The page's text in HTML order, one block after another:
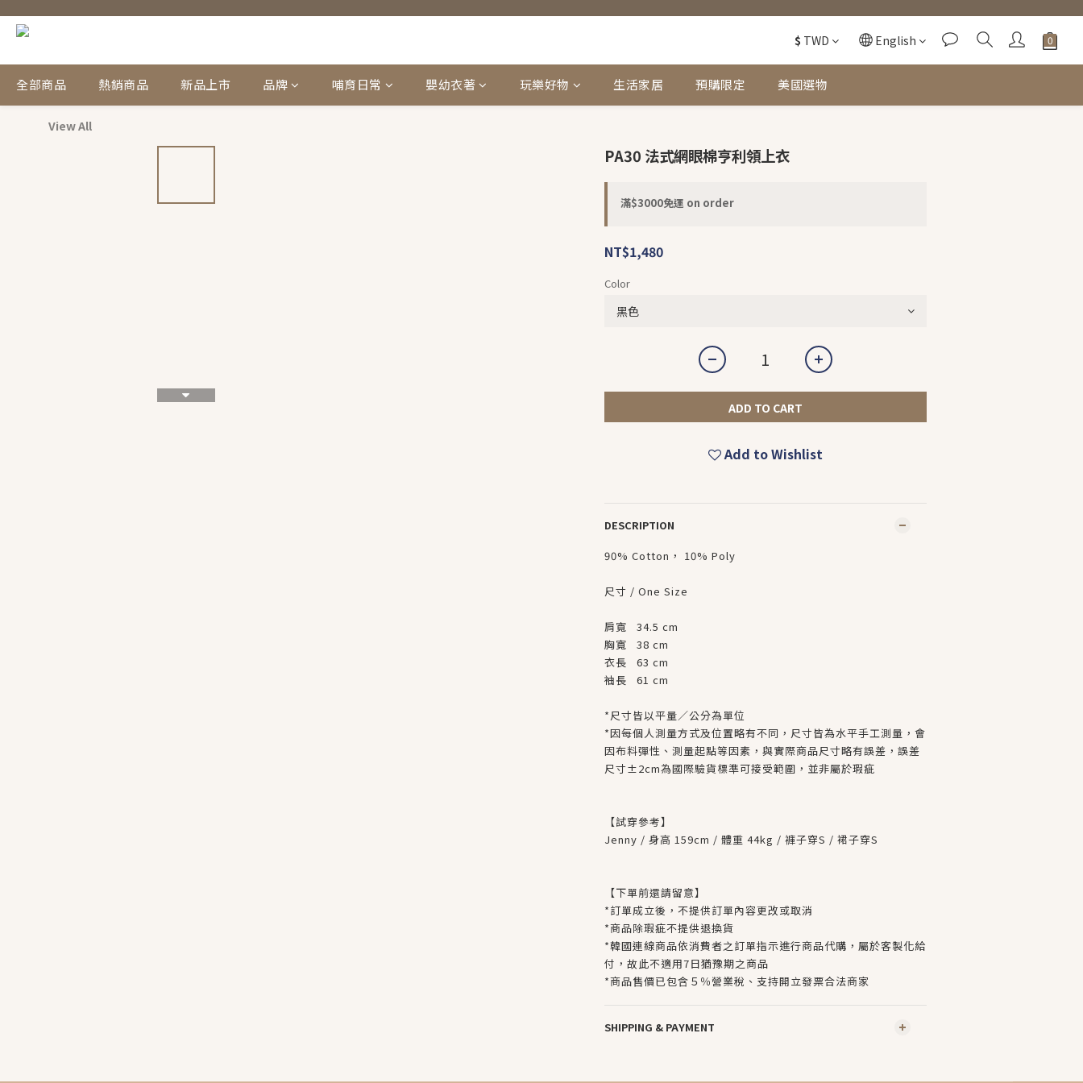
$ TWD English
全部商品 熱銷商品 新品上市 品牌 哺育日常 嬰幼衣著 玩樂好物 生活家居 預購限定 美國選物
View All
PA30 法式網眼棉亨利領上衣
滿$3000免運 on order
NT$1,480
Color
ADD TO CART
Add to Wishlist
DESCRIPTION
90% Cotton， 10% Poly
尺寸 / One Size
肩寬 34.5 cm
胸寬 38 cm
衣長 63 cm
袖長 61 cm
*尺寸皆以平量／公分為單位
*因每個人測量方式及位置略有不同，尺寸皆為水平手工測量，會
因布料彈性、測量起點等因素，與實際商品尺寸略有誤差，誤差
尺寸±2cm為國際驗貨標準可接受範圍，並非屬於瑕疵
【試穿參考】
Jenny / 身高 159cm / 體重 44kg / 褲子穿S / 裙子穿S
【下單前還請留意】
*訂單成立後，不提供訂單內容更改或取消
*商品除瑕疵不提供退換貨
*韓國連線商品依消費者之訂單指示進行商品代購，屬於客製化給
付，故此不適用7日猶豫期之商品
*商品售價已包含５％營業稅、支持開立發票合法商家
SHIPPING & PAYMENT